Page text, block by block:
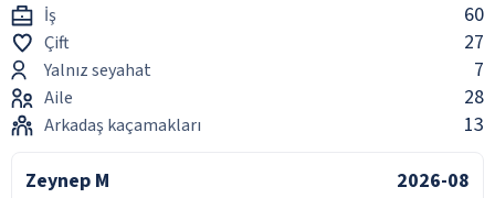
İş 60
Çift 27
Yalnız seyahat 7
Aile 28
Arkadaş kaçamakları 13
Zeynep M 2026-08